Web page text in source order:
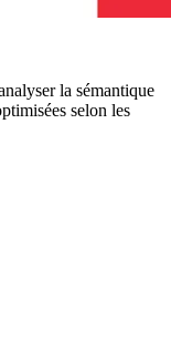
la sémantique
selon les